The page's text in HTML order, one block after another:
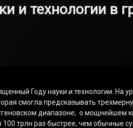
и технологии в
Году науки и технологии. На
смогла предсказывать
диапазоне; о мощнейшем
трлн раз быстрее, чем обычные